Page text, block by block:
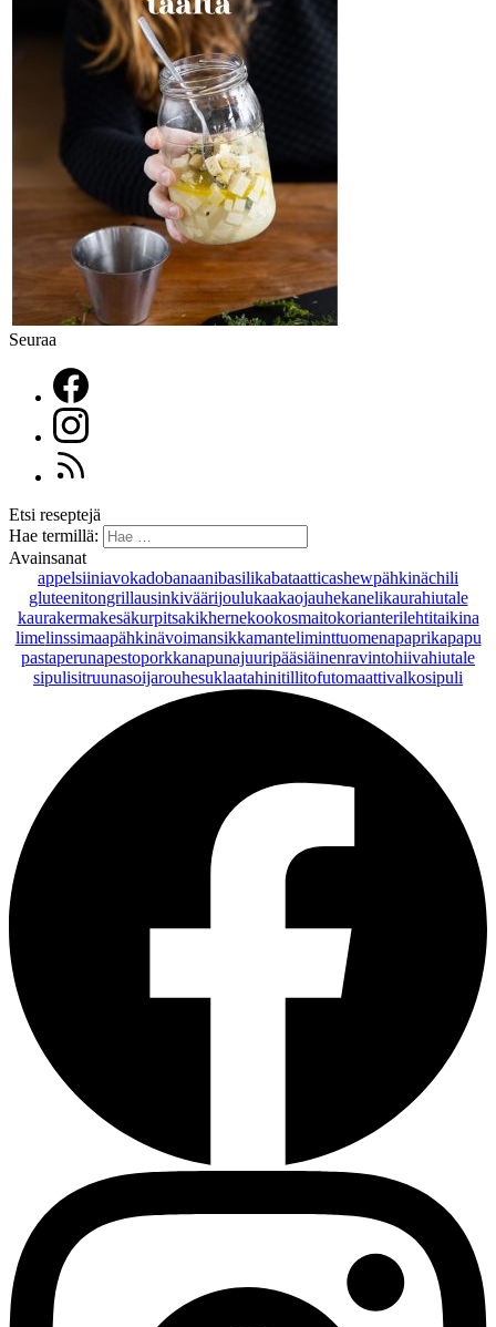
Seuraa
Etsi reseptejä
Hae termillä:
Avainsanat
appelsiiniavokadobanaanibasilikabataatticashewpähkinächili
gluteenitongrillausinkiväärijoulukaakaojauhekanelikaurahiutale
kaurakermakesäkurpitsakikhernekookosmaitokorianterilehtitaikina
limelinssimaapähkinävoimansikkamanteliminttuomenapaprikapapu
pastaperunapestoporkkanapunajuuripääsiäinenravintohiivahiutale
sipulisitruunasoijarouhesuklaatahinitillitofutomaattivalkosipuli